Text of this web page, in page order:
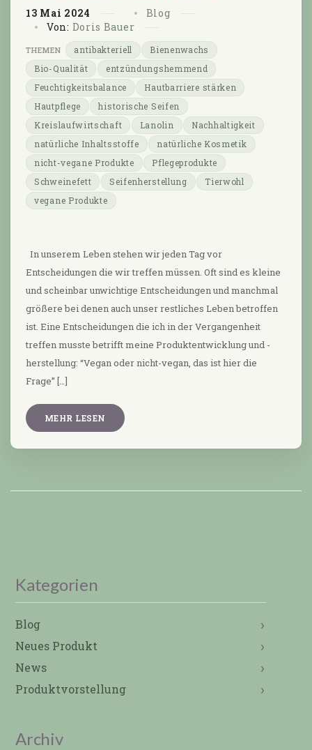
13 Mai 2024
Blog
Von: Doris Bauer
antibakteriell
Bienenwachs
Bio-Qualität
entzündungshemmend
Feuchtigkeitsbalance
Hautbarriere stärken
Hautpflege
historische Seifen
Kreislaufwirtschaft
Lanolin
Nachhaltigkeit
natürliche Inhaltsstoffe
natürliche Kosmetik
nicht-vegane Produkte
Pflegeprodukte
Schweinefett
Seifenherstellung
Tierwohl
vegane Produkte
In unserem Leben stehen wir jeden Tag vor
Entscheidungen die wir treffen müssen. Oft sind es kleine
und scheinbar unwichtige Entscheidungen und manchmal
größere bei denen auch unser restliches Leben betroffen
ist. Eine Entscheidungen die ich in der Vergangenheit
treffen musste betrifft meine Produktentwicklung und -
herstellung: “Vegan oder nicht-vegan, das ist hier die
Frage” […]
MEHR LESEN
Kategorien
Blog
Neues Produkt
News
Produktvorstellung
Archiv